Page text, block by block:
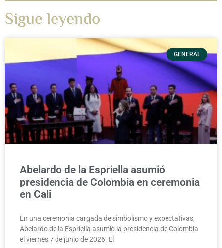
Sigue leyendo
GENERAL
Abelardo de la Espriella asumió
presidencia de Colombia en ceremonia
en Cali
En una ceremonia cargada de simbolismo y expectativas,
Abelardo de la Espriella asumió la presidencia de Colombia
el viernes 7 de junio de 2026. El